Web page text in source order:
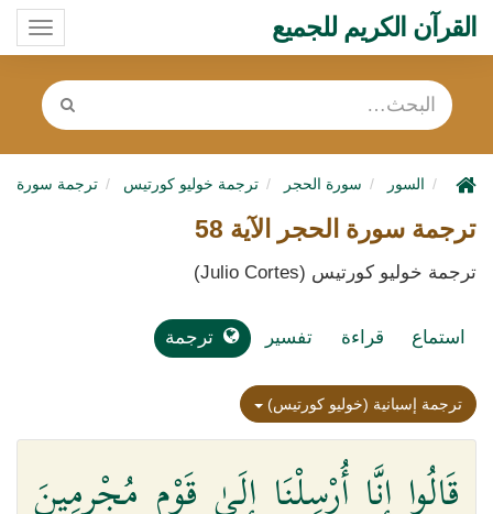
القرآن الكريم للجميع
السور سورة الحجر ترجمة خوليو كورتيس ترجمة سورة
ترجمة سورة الحجر الآية 58
ترجمة خوليو كورتيس (Julio Cortes)
استماع قراءة تفسير ترجمة
ترجمة إسبانية (خوليو كورتيس)
قَالُوا إِنَّا أُرْسِلْنَا إِلَىٰ قَوْمٍ مُجْرِمِينَ